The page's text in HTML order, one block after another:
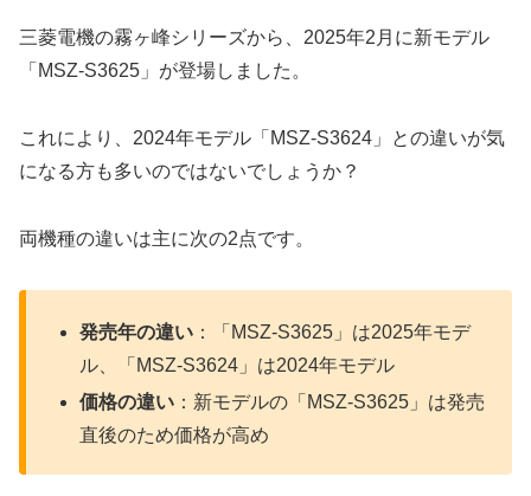
三菱電機の霧ヶ峰シリーズから、2025年2月に新モデル
「MSZ-S3625」が登場しました。
これにより、2024年モデル「MSZ-S3624」との違いが気
になる方も多いのではないでしょうか？
両機種の違いは主に次の2点です。
発売年の違い ：「MSZ-S3625」は2025年モデ
ル、「MSZ-S3624」は2024年モデル
価格の違い ：新モデルの「MSZ-S3625」は発売
直後のため価格が高め